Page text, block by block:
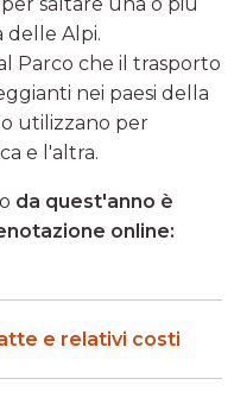
delle Alpi.
Parco che il trasporto
nei paesi della
utilizzano per
e l'altra.
da quest'anno è
online:
e relativi costi